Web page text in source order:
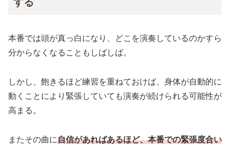
本番では頭が真っ白になり、どこを演奏しているのかすら
分からなくなることもしばしば。
しかし、飽きるほど練習を重ねておけば、身体が自動的に
動くことにより緊張していても演奏が続けられる可能性が
高まる。
またその曲に自信があればあるほど、本番での緊張度合い